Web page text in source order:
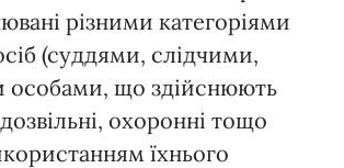
різними категоріями
(суддями, слідчими,
що здійснюють
охоронні тощо
їхнього